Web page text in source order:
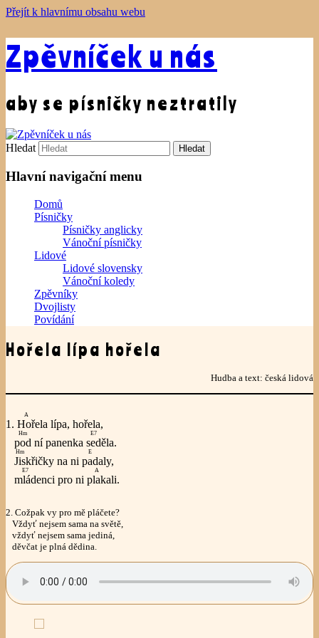
Přejít k hlavnímu obsahu webu
Zpěvníček u nás
aby se písničky neztratily
Hledat
Hlavní navigační menu
Domů
Písničky
Písničky anglicky
Vánoční písničky
Lidové
Lidové slovensky
Vánoční koledy
Zpěvníky
Dvojlisty
Povídání
Hořela lípa hořela
Hudba a text: česká lidová
1. Hoř
A
ela lípa, hořela,
pod
Hm
ní panenka sed
E7
ěla.
Jis
Hm
křičky na ni pad
E
aly,
mlád
E7
enci pro ni plak
A
ali.
2. Cožpak vy pro mě pláčete?
Vždyť nejsem sama na světě,
vždyť nejsem sama jediná,
děvčat je plná dědina.